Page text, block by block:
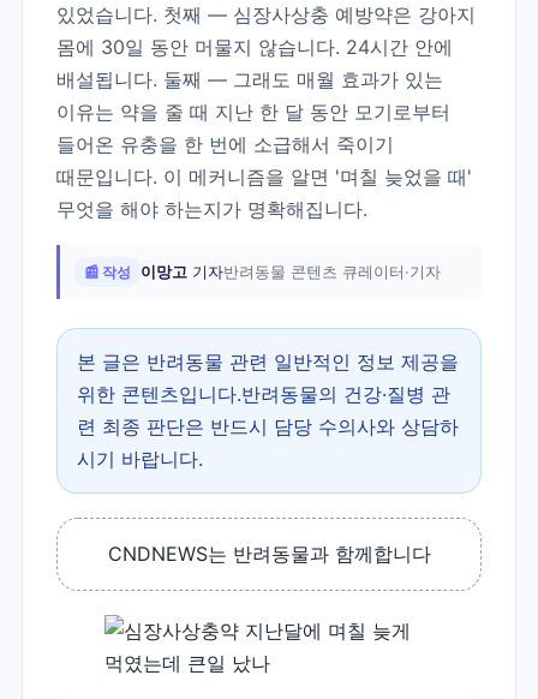
있었습니다. 첫째 — 심장사상충 예방약은 강아지
몸에 30일 동안 머물지 않습니다. 24시간 안에
배설됩니다. 둘째 — 그래도 매월 효과가 있는
이유는 약을 줄 때 지난 한 달 동안 모기로부터
들어온 유충을 한 번에 소급해서 죽이기
때문입니다. 이 메커니즘을 알면 '며칠 늦었을 때'
무엇을 해야 하는지가 명확해집니다.
📰 작성 이망고 기자반려동물 콘텐츠 큐레이터·기자
본 글은 반려동물 관련 일반적인 정보 제공을
위한 콘텐츠입니다.반려동물의 건강·질병 관
련 최종 판단은 반드시 담당 수의사와 상담하
시기 바랍니다.
CNDNEWS는 반려동물과 함께합니다